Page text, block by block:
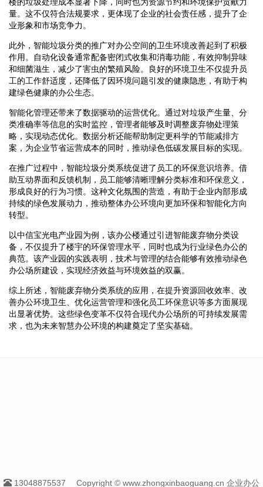
量。这不仅符合法规要求，更体现了企业的社会责任感，提升了企
业形象和市场竞争力。
此外，智能垃圾分类的推广对办公空间的卫生环境改善起到了积极
作用。自动化设备通常配备密闭式收集和消毒功能，有效抑制异味
和细菌滋生，减少了害虫的繁殖风险。良好的环境卫生不仅提升员
工的工作舒适度，还降低了因环境问题引发的健康隐患，有助于构
建绿色健康的办公生态。
智能化管理还带来了数据驱动的运营优化。通过对垃圾产生量、分
类准确率等信息的实时监控，管理者能够及时调整废弃物处理策
略，实现动态优化。数据分析还能帮助制定更科学的节能减排方
案，为企业节省运营成本的同时，推动绿色低碳发展目标的实现。
在推广过程中，智能垃圾分类系统促进了员工的环保意识培养。借
助互动界面和反馈机制，员工能够清晰理解分类标准和环保意义，
形成良好的行为习惯。这种文化氛围的营造，有助于企业内部形成
持续的绿色发展动力，推动整体办公环境向更加环保和智能化方向
转型。
以中信宝光电产业园为例，该办公楼通过引进智能废弃物分类设
备，不仅提升了楼宇的环保管理水平，同时也成为行业绿色办公的
典范。该产业园的实践表明，技术与管理的结合能够有效推动绿色
办公场所建设，实现经济效益与环境效益的双赢。
综上所述，智能废弃物分类系统的应用，在提升资源回收效率、改
善办公环境卫生、优化运营管理和强化员工环保意识等多方面展现
出显著优势。这些绿色变革不仅符合现代办公场所的可持续发展需
求，也为未来智慧办公环境的构建奠定了坚实基础。
13048875537 Copyright © www.zhongxinbaoguang.cn 企业办公